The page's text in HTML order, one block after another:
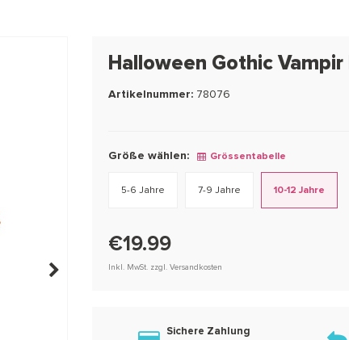
Halloween Gothic
Artikelnummer:78076
Größe wählen: Grössentabelle
5-6 Jahre 7-9 Jahre 10-12 Jahre
€19.99
Inkl. MwSt. zzgl. Versandkosten
Sichere Zahlung